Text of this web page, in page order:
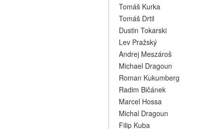
Tomáš Kurka
Tomáš Drtil
Dustin Tokarski
Lev Pražský
Andrej Meszároš
Michael Dragoun
Roman Kukumberg
Radim Bičánek
Marcel Hossa
Michal Dragoun
Filip Kuba